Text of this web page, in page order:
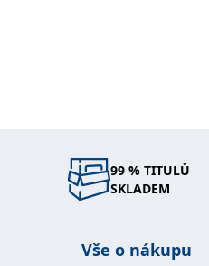
99 % TITULŮ
SKLADEM
Vše o nákupu